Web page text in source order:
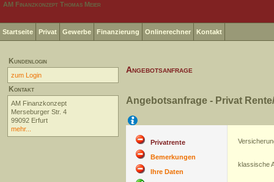
AM Finanzkonzept Thomas Meier
Startseite Privat Gewerbe Finanzierung Onlinerechner Kontakt
Kundenlogin
zum Login
Kontakt
AM Finanzkonzept
Merseburger Str. 4
99092 Erfurt
mehr...
Angebotsanfrage
Angebotsanfrage - Privat
Privatrente
Bemerkungen
Ihre Daten
klassische